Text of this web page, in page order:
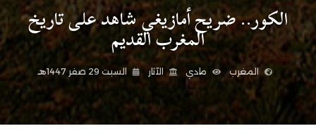
الكور.. ضريح أمازيغي شاهد على تاريخ
المغرب القديم
المغرب مادي الآثار السبت 29 صفر 1447هـ